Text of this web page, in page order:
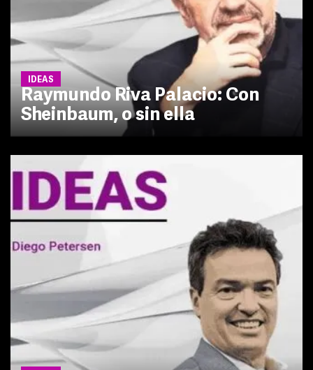
IDEAS
Raymundo Riva Palacio: Con
Sheinbaum, o sin ella